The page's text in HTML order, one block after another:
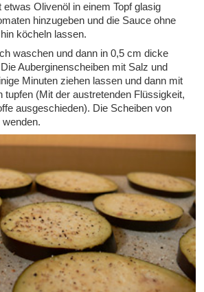
Olivenöl in einem Topf glasig
hinzugeben und die Sauce ohne
köcheln lassen.
waschen und dann in 0,5 cm dicke
Auberginenscheiben mit Salz und
Minuten ziehen lassen und dann mit
tupfen (Mit der austretenden Flüssigkeit,
ausgeschieden). Die Scheiben von
wenden.